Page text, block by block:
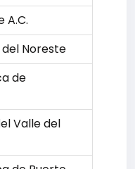
A.C.
Noreste
de
Valle del